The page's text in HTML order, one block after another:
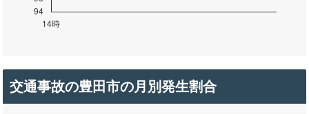
交通事故の豊田市の月別発生割合